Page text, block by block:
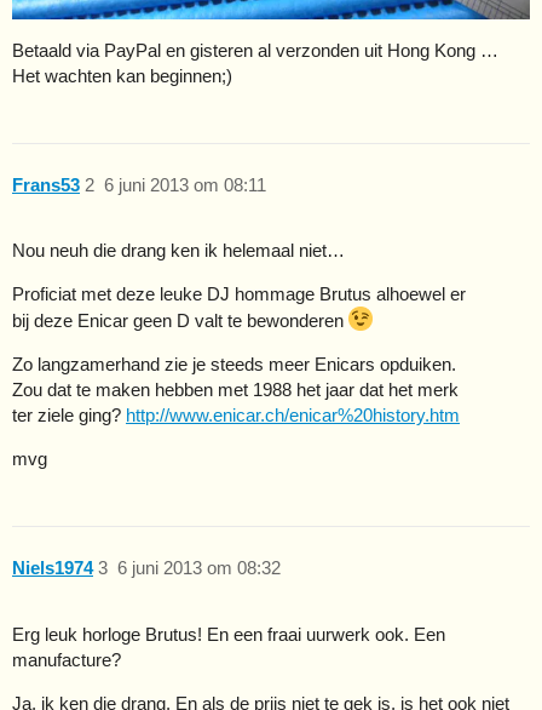
Betaald via PayPal en gisteren al verzonden uit Hong Kong …
Het wachten kan beginnen;)
Frans53 6 juni 2013 om 08:11
2
Nou neuh die drang ken ik helemaal niet…
Proficiat met deze leuke DJ hommage Brutus alhoewel er
bij deze Enicar geen D valt te bewonderen
Zo langzamerhand zie je steeds meer Enicars opduiken.
Zou dat te maken hebben met 1988 het jaar dat het merk
ter ziele ging? http://www.enicar.ch/enicar%20history.htm
mvg
Niels1974 6 juni 2013 om 08:32
3
Erg leuk horloge Brutus! En een fraai uurwerk ook. Een
manufacture?
Ja, ik ken die drang. En als de prijs niet te gek is, is het ook niet